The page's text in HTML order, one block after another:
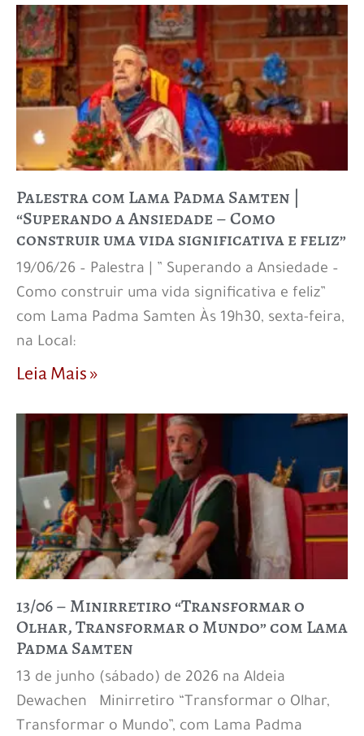
Palestra com Lama Padma Samten |
“Superando a Ansiedade – Como
construir uma vida significativa e feliz”
19/06/26 – Palestra | ” Superando a Ansiedade –
Como construir uma vida significativa e feliz”
com Lama Padma Samten Às 19h30, sexta-feira,
na Local:
Leia Mais »
13/06 – Minirretiro “Transformar o
Olhar, Transformar o Mundo” com Lama
Padma Samten
13 de junho (sábado) de 2026 na Aldeia
Dewachen Minirretiro “Transformar o Olhar,
Transformar o Mundo”, com Lama Padma